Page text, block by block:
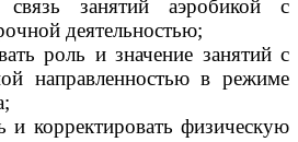
связь занятий аэробикой с
деятельностью;
роль и значение занятий с
направленностью в режиме
и корректировать физическую